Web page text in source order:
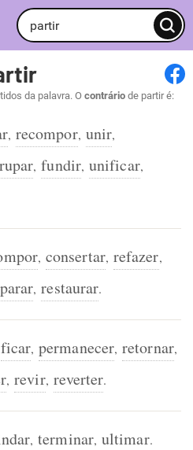
da palavra. O contrário de partir é:
, recompor, unir,
, fundir, unificar,
, consertar, refazer,
, restaurar.
ficar, permanecer, retornar,
, revir, reverter.
, terminar, ultimar.